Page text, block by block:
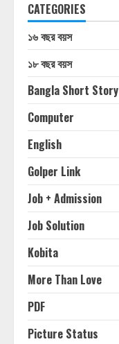
CATEGORIES
১৬ বছর বয়স
১৮ বছর বয়স
Bangla Short Story
Computer
English
Golper Link
Job + Admission
Job Solution
Kobita
More Than Love
PDF
Picture Status